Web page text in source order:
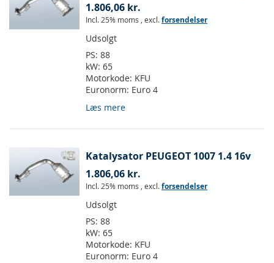
1.806,06 kr.
Incl. 25% moms , excl.forsendelser
Udsolgt
PS: 88
kW: 65
Motorkode: KFU
Euronorm: Euro 4
Læs mere
Katalysator PEUGEOT 1007 1.4 16v
1.806,06 kr.
Incl. 25% moms , excl.forsendelser
Udsolgt
PS: 88
kW: 65
Motorkode: KFU
Euronorm: Euro 4